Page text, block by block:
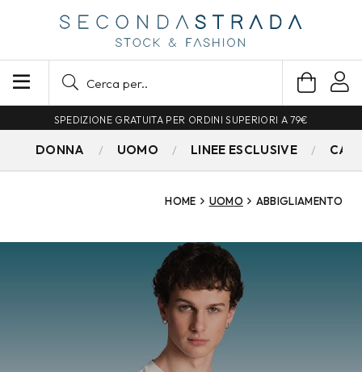
SPEDIZIONE GRATUITA PER ORDINI SUPERIORI A 79€
DONNA UOMO LINEE ESCLUSIVE
HOME UOMO ABBIGLIAMENTO